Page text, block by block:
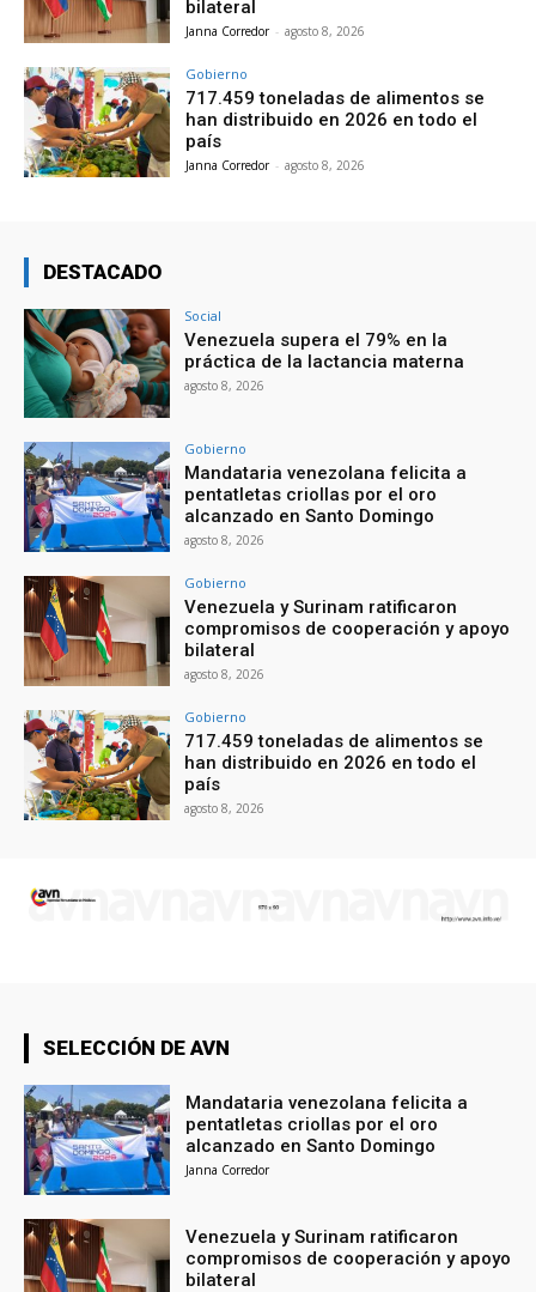
bilateral
Janna Corredor - agosto 8, 2026
Gobierno
717.459 toneladas de alimentos se
han distribuido en 2026 en todo el
país
Janna Corredor - agosto 8, 2026
DESTACADO
Social
Venezuela supera el 79% en la
práctica de la lactancia materna
agosto 8, 2026
Gobierno
Mandataria venezolana felicita a
pentatletas criollas por el oro
alcanzado en Santo Domingo
agosto 8, 2026
Gobierno
Venezuela y Surinam ratificaron
compromisos de cooperación y apoyo
bilateral
agosto 8, 2026
Gobierno
717.459 toneladas de alimentos se
han distribuido en 2026 en todo el
país
agosto 8, 2026
SELECCIÓN DE AVN
Mandataria venezolana felicita a
pentatletas criollas por el oro
alcanzado en Santo Domingo
Janna Corredor
Venezuela y Surinam ratificaron
compromisos de cooperación y apoyo
bilateral